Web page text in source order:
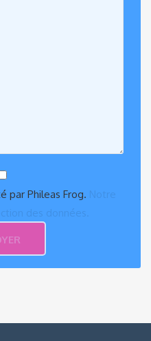
par Phileas Frog. Notre
des données.